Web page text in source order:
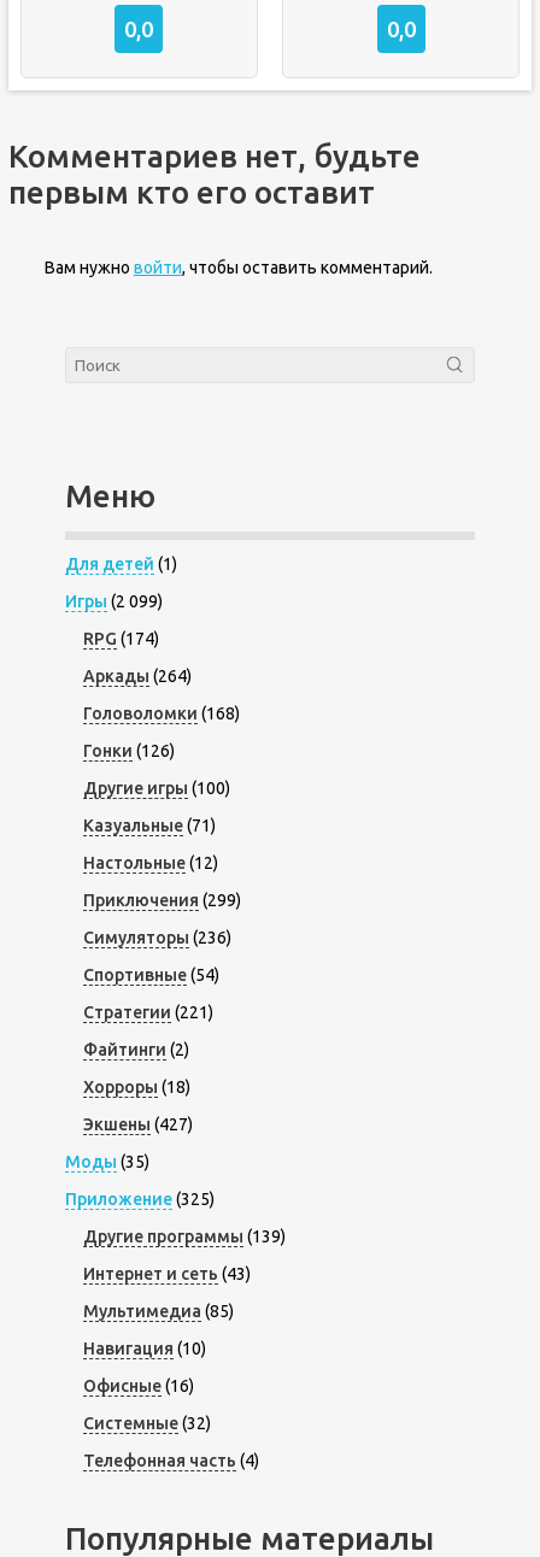
0,0 0,0
Комментариев нет, будьте
первым кто его оставит
Вам нужно войти, чтобы оставить комментарий.
Меню
Для детей (1)
Игры (2 099)
RPG (174)
Аркады (264)
Головоломки (168)
Гонки (126)
Другие игры (100)
Казуальные(71)
Настольные(12)
Приключения (299)
Симуляторы (236)
Спортивные(54)
Стратегии (221)
Файтинги (2)
Хорроры (18)
Экшены (427)
Моды (35)
Приложение(325)
Другие программы (139)
Интернет и сеть (43)
Мультимедиа (85)
Навигация (10)
Офисные(16)
Системные(32)
Телефонная часть (4)
Популярные материалы